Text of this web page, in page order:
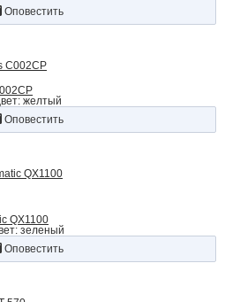
Оповестить
желтый
Оповестить
QX1100
зеленый
Оповестить